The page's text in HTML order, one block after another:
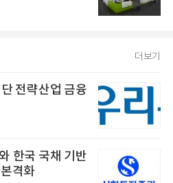
더보기
전략산업 금융
한국 국채 기반
격화